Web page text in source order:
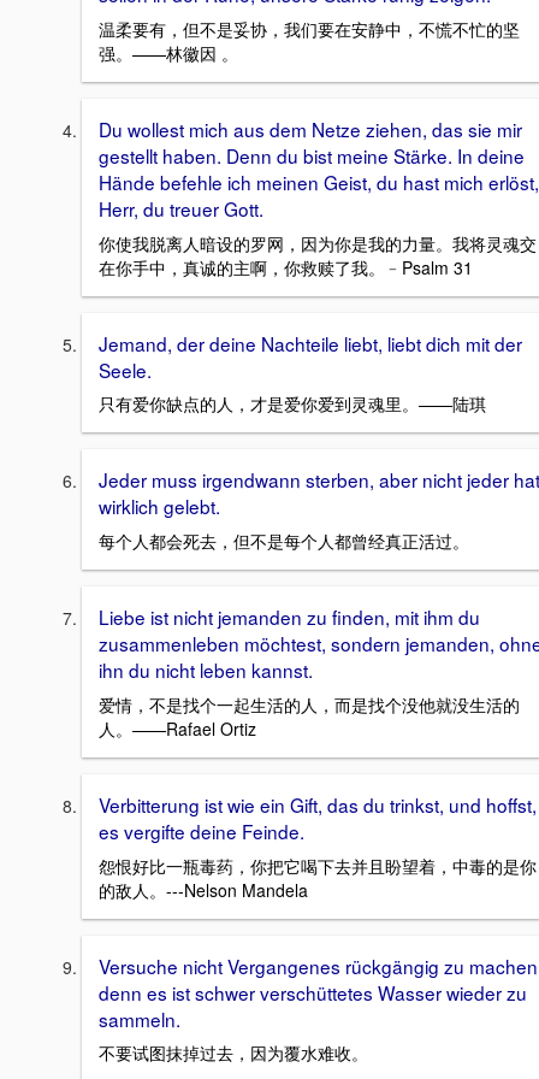
温柔要有，但不是妥协，我们要在安静中，不慌不忙的坚
强。——林徽因 。
Du wollest mich aus dem Netze ziehen, das sie mir
gestellt haben. Denn du bist meine Stärke. In deine
Hände befehle ich meinen Geist, du hast mich erlöst,
Herr, du treuer Gott.
你使我脱离人暗设的罗网，因为你是我的力量。我将灵魂交
在你手中，真诚的主啊，你救赎了我。﹣Psalm 31
Jemand, der deine Nachteile liebt, liebt dich mit der
Seele.
只有爱你缺点的人，才是爱你爱到灵魂里。——陆琪
Jeder muss irgendwann sterben, aber nicht jeder hat
wirklich gelebt.
每个人都会死去，但不是每个人都曾经真正活过。
Liebe ist nicht jemanden zu finden, mit ihm du
zusammenleben möchtest, sondern jemanden,
ihn du nicht leben kannst.
爱情，不是找个一起生活的人，而是找个没他就没生活的
人。——Rafael Ortiz
Verbitterung ist wie ein Gift, das du trinkst, und hoffst,
es vergifte deine Feinde.
怨恨好比一瓶毒药，你把它喝下去并且盼望着，中毒的是你
的敌人。---Nelson Mandela
Versuche nicht Vergangenes rückgängig zu
denn es ist schwer verschüttetes Wasser wieder zu
sammeln.
不要试图抹掉过去，因为覆水难收。